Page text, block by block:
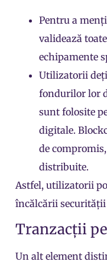
Pentru a
validează
echipamente
Utilizatorii
fondurilor lor
sunt folosite
digitale.
de
distribuite.
Astfel, utilizatorii
încălcării securității
Tranzacții
Un alt element